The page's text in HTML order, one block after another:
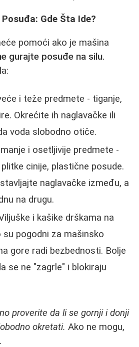
Gde Šta Ide?
pomoći ako je mašina
gurajte posuđe na silu.
i teže predmete - tiganje,
Okrećite ih naglavačke ili
voda slobodno otiče.
i osetljivije predmete -
cinije, plastične posude.
naglavačke između, a
na drugu.
i kašike drškama na
su pogodni za mašinsko
gore radi bezbednosti. Bolje
se ne "zagrle" i blokiraju
proverite da li se gornji i donji
okretati. Ako ne mogu,